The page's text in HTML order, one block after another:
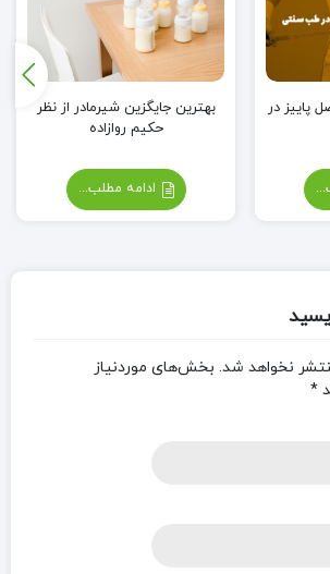
پاییز در
بهترین جایگزین شیرمادر از نظر
حکیم روازاده
ادامه مطلب...
نخواهد شد. بخش‌های موردنیاز
*